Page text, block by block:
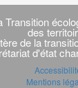
Transition
des
de la
d'état
Mentions